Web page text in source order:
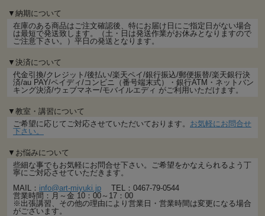
▼納期について
在庫のある商品はご注文確認後、特にお届け日にご指定日がない場合
は最短で発送致します。（土・日は発送作業がお休みとなりますので
ご注意下さい。）平日の発送となります。
▼決済について
代金引換/クレジット/後払い/楽天ペイ/銀行振込/郵便振替/楽天銀行決
済/au PAY/ペイディ/コンビニ（番号端末式）・銀行ATM・ネットバン
キング決済/ウェブマネー/モバイルエディ がご利用いただけます。
▼教室・講習について
ご希望に応じてご対応させていただいております。 お気軽にお問合せ
下さい。
▼お悩みについて
些細な事でもお気軽にお問合せ下さい。ご希望をかなえられるよう丁
寧にご対応させていただきます。
MAIL： info@art-miyuki.jp TEL：0467-79-0544
営業時間：月～金 10：00～17：00
※出張講習、その他の理由により営業日・営業時間は変更になる場合
がございます。